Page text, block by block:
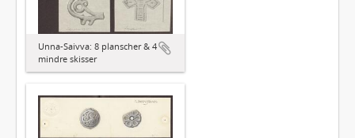
Unna-Saivva: 8 planscher & 4
mindre skisser